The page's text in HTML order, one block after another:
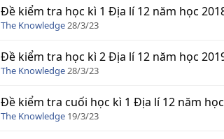
Đề kiểm tra học kì 1 Địa lí 12 năm học
The Knowledge28/3/23
Đề kiểm tra học kì 2 Địa lí 12 năm học
The Knowledge28/3/23
Đề kiểm tra cuối học kì 1 Địa lí 12 năm
The Knowledge 19/3/23